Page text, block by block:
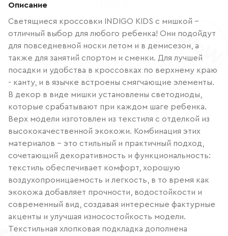
Описание
Светящиеся кроссовки INDIGO KIDS с мишкой -
отличный выбор для любого ребенка! Они подойдут
для повседневной носки летом и в демисезон, а
также для занятий спортом и сменки. Для лучшей
посадки и удобства в кроссовках по верхнему краю
- канту, и в язычке встроены смягчающие элементы.
В декор в виде мишки установлены светодиоды,
которые срабатывают при каждом шаге ребенка.
Верх модели изготовлен из текстиля с отделкой из
высококачественной экокожи. Комбинация этих
материалов - это стильный и практичный подход,
сочетающий декоративность и функциональность:
текстиль обеспечивает комфорт, хорошую
воздухопроницаемость и легкость, в то время как
экокожа добавляет прочности, водостойкости и
современный вид, создавая интересные фактурные
акценты и улучшая износостойкость модели.
Текстильная хлопковая подкладка дополнена